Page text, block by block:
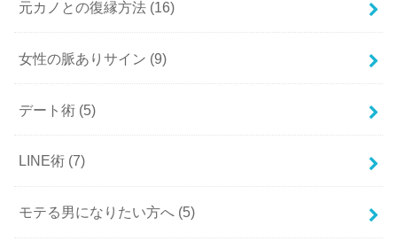
元カノとの復縁方法 (16)
女性の脈ありサイン (9)
デート術 (5)
LINE術 (7)
モテる男になりたい方へ (5)